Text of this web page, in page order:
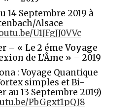
14 Septembre 2019 à
Alsace
U1JFgJJ0VVc
– « Le 2 éme Voyage
de L’Âme » – 2019
: Voyage Quantique
simples et Bi-
au 13 Septembre 2019)
PbGgxt1pQJ8